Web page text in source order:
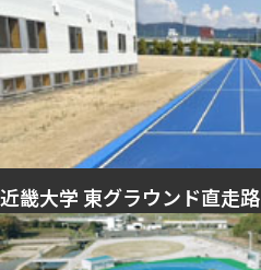
近畿大学 東グラウンド直走路